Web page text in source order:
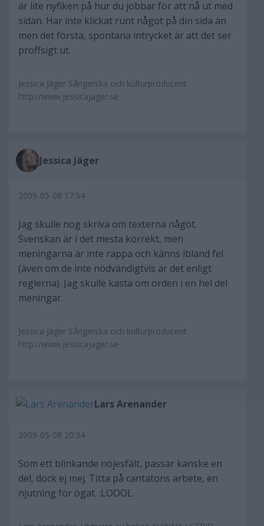
är lite nyfiken på hur du jobbar för att nå ut med
sidan. Har inte klickat runt något på din sida än
men det första, spontana intrycket är att det ser
proffsigt ut.
Jessica Jäger Sångerska och kulturproducent
http://www.jessicajager.se
Jessica Jäger
2009-05-08 17:54
Jag skulle nog skriva om texterna något.
Svenskan är i det mesta korrekt, men
meningarna är inte rappa och känns ibland fel
(även om de inte nödvändigtvis är det enligt
reglerna). Jag skulle kasta om orden i en hel del
meningar.
Jessica Jäger Sångerska och kulturproducent
http://www.jessicajager.se
Lars Arenander
2009-05-08 20:34
Som ett blinkande nöjesfält, passar kanske en
del, dock ej mej. Titta på cantatons arbete, en
njutning för ögat. :LOOOL.